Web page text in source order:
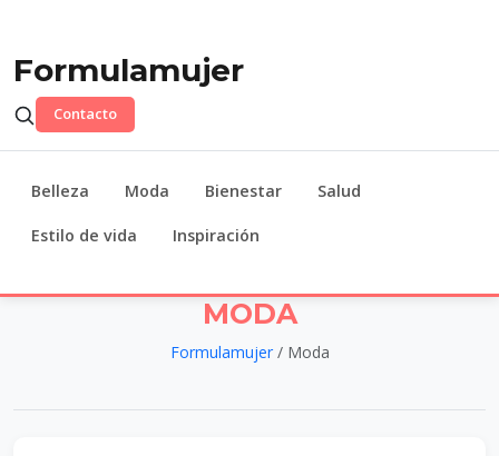
Formulamujer
Contacto
Belleza Moda Bienestar Salud
Estilo de vida Inspiración
MODA
Formulamujer/ Moda